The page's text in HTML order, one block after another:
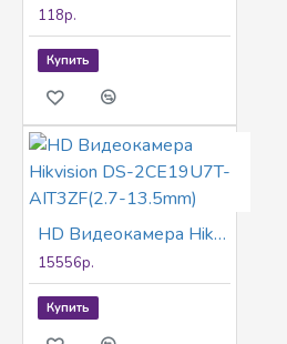
118р.
Купить
HD Видеокамера Hikvision DS-2CE19U7T-AIT3ZF(2.7-13.5mm)
15556р.
Купить